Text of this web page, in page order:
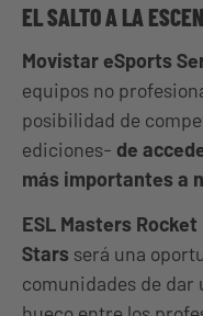
EL SALTO A LA
Movistar eSports
equipos no
posibilidad de
ediciones- de
más importantes a
ESL Masters Rocket
Stars será una
comunidades de dar